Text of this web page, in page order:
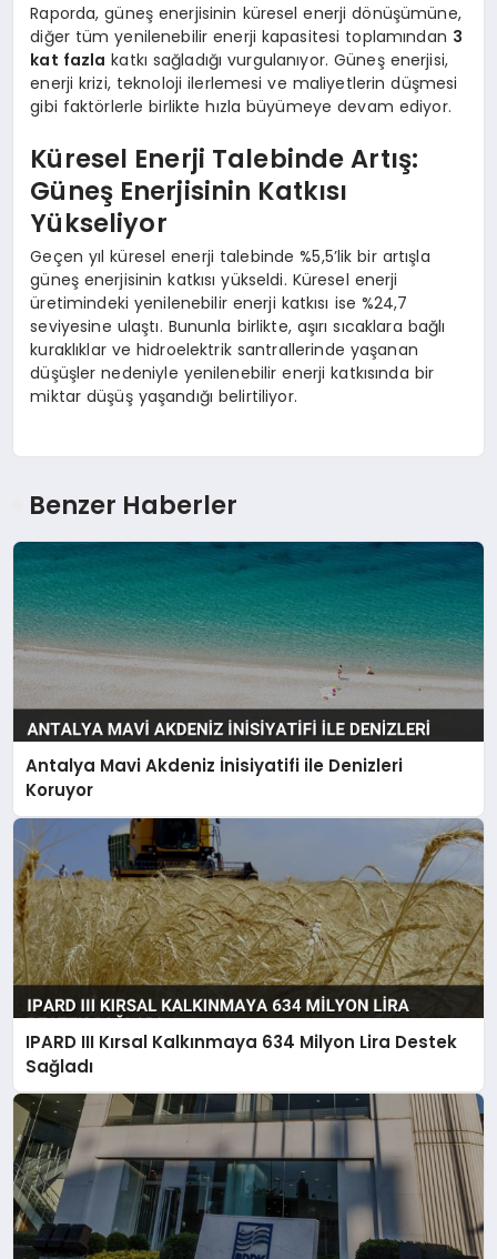
Raporda, güneş enerjisinin küresel enerji dönüşümüne,
diğer tüm yenilenebilir enerji kapasitesi toplamından 3
kat fazla katkı sağladığı vurgulanıyor. Güneş enerjisi,
enerji krizi, teknoloji ilerlemesi ve maliyetlerin düşmesi
gibi faktörlerle birlikte hızla büyümeye devam ediyor.
Küresel Enerji Talebinde Artış:
Güneş Enerjisinin Katkısı
Yükseliyor
Geçen yıl küresel enerji talebinde %5,5’lik bir artışla
güneş enerjisinin katkısı yükseldi. Küresel enerji
üretimindeki yenilenebilir enerji katkısı ise %24,7
seviyesine ulaştı. Bununla birlikte, aşırı sıcaklara bağlı
kuraklıklar ve hidroelektrik santrallerinde yaşanan
düşüşler nedeniyle yenilenebilir enerji katkısında bir
miktar düşüş yaşandığı belirtiliyor.
Benzer Haberler
Antalya Mavi Akdeniz İnisiyatifi ile Denizleri
Koruyor
IPARD III Kırsal Kalkınmaya 634 Milyon Lira Destek
Sağladı